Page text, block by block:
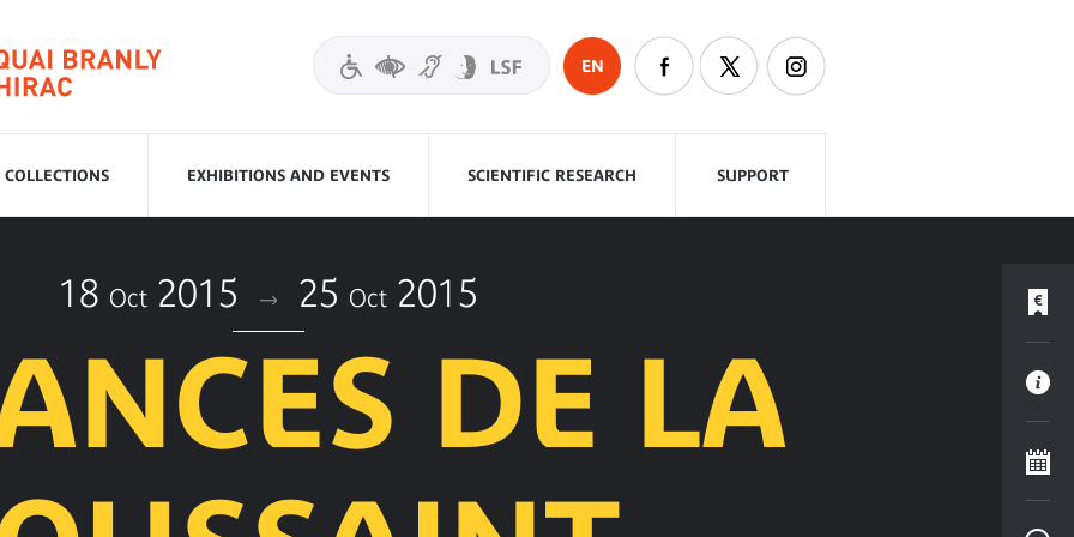
EN
COLLECTIONS EXHIBITIONS AND EVENTS SCIENTIFIC RESEARCH SUPPORT
18 Oct 2015 25 Oct 2015
DE LA